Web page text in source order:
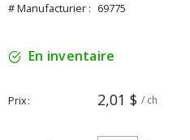
# Manufacturier : 69775
En inventaire
Prix 2,01 $ / ch